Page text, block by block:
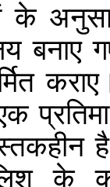
के
बनाए
के